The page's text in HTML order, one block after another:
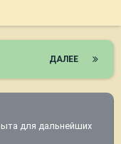
ДАЛЕЕ
для дальнейших